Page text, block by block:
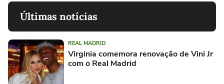
Últimas notícias
REAL MADRID
Virginia comemora renovação de Vini Jr
com o Real Madrid